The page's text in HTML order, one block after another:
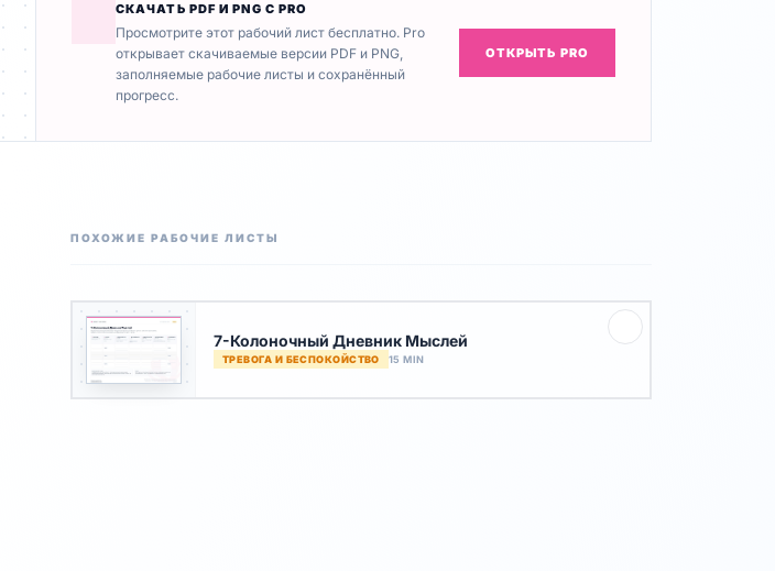
СКАЧАТЬ PDF И PNG С PRO
Просмотрите этот рабочий лист бесплатно. Pro
открывает скачиваемые версии PDF и PNG,
заполняемые рабочие листы и сохранённый
прогресс.
ОТКРЫТЬ PRO
ПОХОЖИЕ РАБОЧИЕ ЛИСТЫ
7-Колоночный Дневник Мыслей
ТРЕВОГА И БЕСПОКОЙСТВО 15 MIN